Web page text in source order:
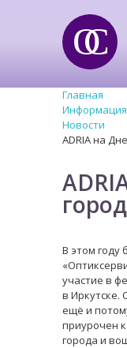
ОС
Главная
Информация
Новости
ADRIA на
В этом году
участие в
в Иркутске.
ещё и
приурочен
города и